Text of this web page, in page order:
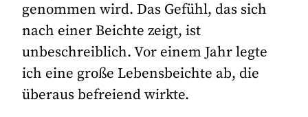
genommen wird. Das Gefühl, das sich
nach einer Beichte zeigt, ist
unbeschreiblich. Vor einem Jahr legte
ich eine große Lebensbeichte ab, die
überaus befreiend wirkte.